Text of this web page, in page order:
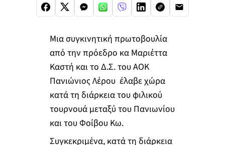
Μια συγκινητική πρωτοβουλία
από την πρόεδρο κα Μαριέττα
Καστή και το Δ.Σ. του ΑΟΚ
Πανιώνιος Λέρου έλαβε χώρα
κατά τη διάρκεια του φιλικού
τουρνουά μεταξύ του Πανιωνίου
και του Φοίβου Κω.
Συγκεκριμένα, κατά τη διάρκεια